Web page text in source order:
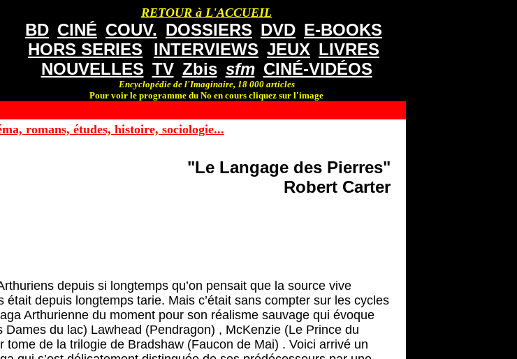
RETOUR à L'ACCUEIL
BD CINÉ COUV. DOSSIERS DVD E-BOOKS
HORS SERIES
INTERVIEWS JEUX LIVRES
NOUVELLES TV Zbis sfm CINÉ-VIDÉOS
Encyclopédie de l'Imaginaire, 18 000 articles
Pour voir le programme du No en cours cliquez sur l'image
romans, études, histoire, sociologie...
"Le Langage des Pierres"
Robert Carter
depuis si longtemps qu’on pensait que la source vive
depuis longtemps tarie. Mais c’était sans compter sur les cycles
Arthurienne du moment pour son réalisme sauvage qui évoque
Dames du lac) Lawhead (Pendragon) , McKenzie (Le Prince du
tome de la trilogie de Bradshaw (Faucon de Mai) . Voici arrivé un